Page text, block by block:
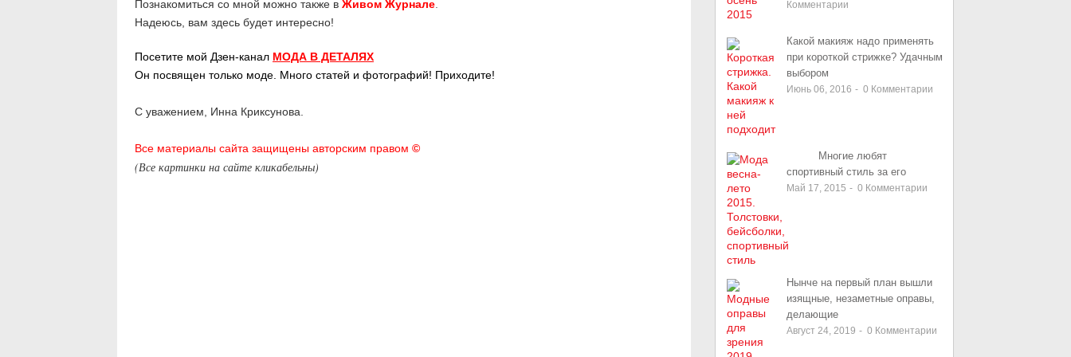
Познакомиться со мной можно также в Живом Журнале
Надеюсь, вам здесь будет интересно!
Посетите мой Дзен-канал МОДА В ДЕТАЛЯХ
Он посвящен только моде. Много статей и фотографий! Приходите!
С уважением, Инна Криксунова.
Все материалы сайта защищены авторским правом ©
(Все картинки на сайте кликабельны)
Комментарии
Какой макияж надо применять
при короткой стрижке? Удачным
выбором
Июнь 06, 2016 - 0 Комментарии
Многие любят
спортивный стиль за его
Май 17, 2015 - 0 Комментарии
Нынче на первый план вышли
изящные, незаметные оправы,
делающие
Август 24, 2019 - 0 Комментарии